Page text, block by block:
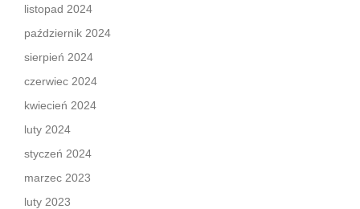
listopad 2024
październik 2024
sierpień 2024
czerwiec 2024
kwiecień 2024
luty 2024
styczeń 2024
marzec 2023
luty 2023